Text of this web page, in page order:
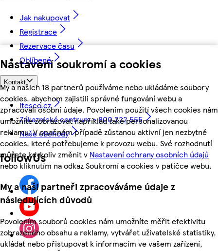
Nastavení soukromí a cookies
My a našich 18 partnerů používáme nebo ukládáme soubory
cookies, abychom zajistili správné fungování webu a
zpracovali osobní údaje. Povolením použití všech cookies nám
umožníte zobrazovat například také personalizovanou
reklamu. V opačném případě zůstanou aktivní jen nezbytné
cookies, které potřebujeme k provozu webu. Své rozhodnutí
můžete kdykoliv změnit v Nastavení ochrany osobních údajů
nebo kliknutím na odkaz Soukromí a cookies v patičce webu.
My a naši partneři zpracováváme údaje z
následujících důvodů
Povolením souborů cookies nám umožníte měřit efektivitu
zobrazeného obsahu a reklamy, vytvářet uživatelské statistiky,
ukládat nebo přistupovat k informacím ve vašem zařízení,
Jak nakupovat
Registrace
Rezervace času
Oblíbené
Kontakt
itesco.cz
Zákaznické centrum - 800 222 555
Naše obchody
followUs